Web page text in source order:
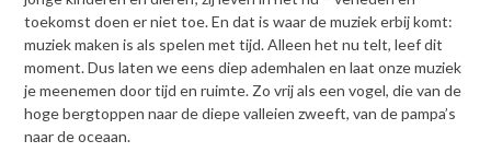
toekomst doen er niet toe. En dat is waar de muziek erbij komt:
muziek maken is als spelen met tijd. Alleen het nu telt, leef dit
moment.Dus laten we eens diep ademhalen en laat onze muziek
je meenemen door tijd en ruimte. Zo vrij als een vogel, die van de
hoge bergtoppen naar de diepe valleien zweeft, van depampa’s
naar de oceaan.